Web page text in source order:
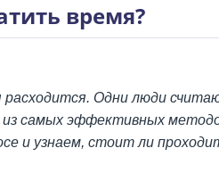
время?
Одни люди
самых эффективных
и узнаем, стоит ли